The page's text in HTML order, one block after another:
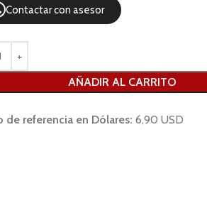
Contactar con asesor
AÑADIR AL CARRITO
de referencia en Dólares: 6,90 USD